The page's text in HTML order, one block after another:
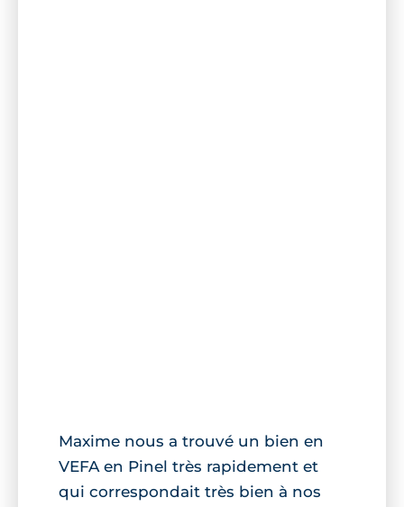
Maxime nous a trouvé un bien en
VEFA en Pinel très rapidement et
qui correspondait très bien à nos